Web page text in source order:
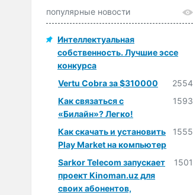
популярные новости
Интеллектуальная
собственность. Лучшие эссе
конкурса
Vertu Cobra за $310000
2554
Как связаться с
«Билайн»? Легко!
1593
Как скачать и установить
Play Market на компьютер
1555
Sarkor Telecom запускает
проект Kinoman.uz для
своих абонентов,
1501